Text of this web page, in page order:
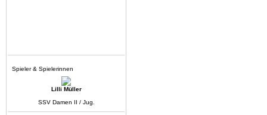
Spieler & Spielerinnen
Lilli Müller
SSV Damen II / Jug.